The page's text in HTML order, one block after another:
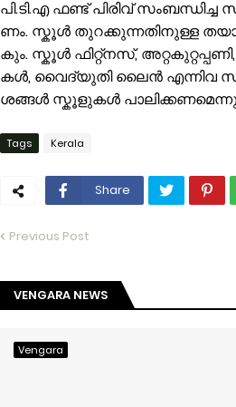
പി.​ടി.​എ ഫ​ണ്ട്​ പി​രി​വ്​
ണം. സ്കൂ​ൾ തു​റ​ക്കു​ന്ന​തി​നു​ള്ള
കും. സ്കൂ​ൾ ഫി​റ്റ്ന​സ്,
ക​ൾ, വൈ​ദ്യു​തി ലൈ​ൻ എ​ന്നി​വ
ശ​ങ്ങ​ൾ സ്കൂ​ളു​ക​ൾ
Tags Kerala
Share
Previous Post
VENGARA NEWS
Vengara